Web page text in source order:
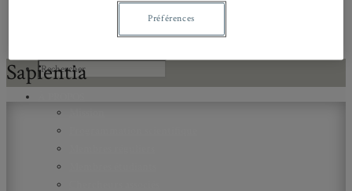
Sapientia
Préférences